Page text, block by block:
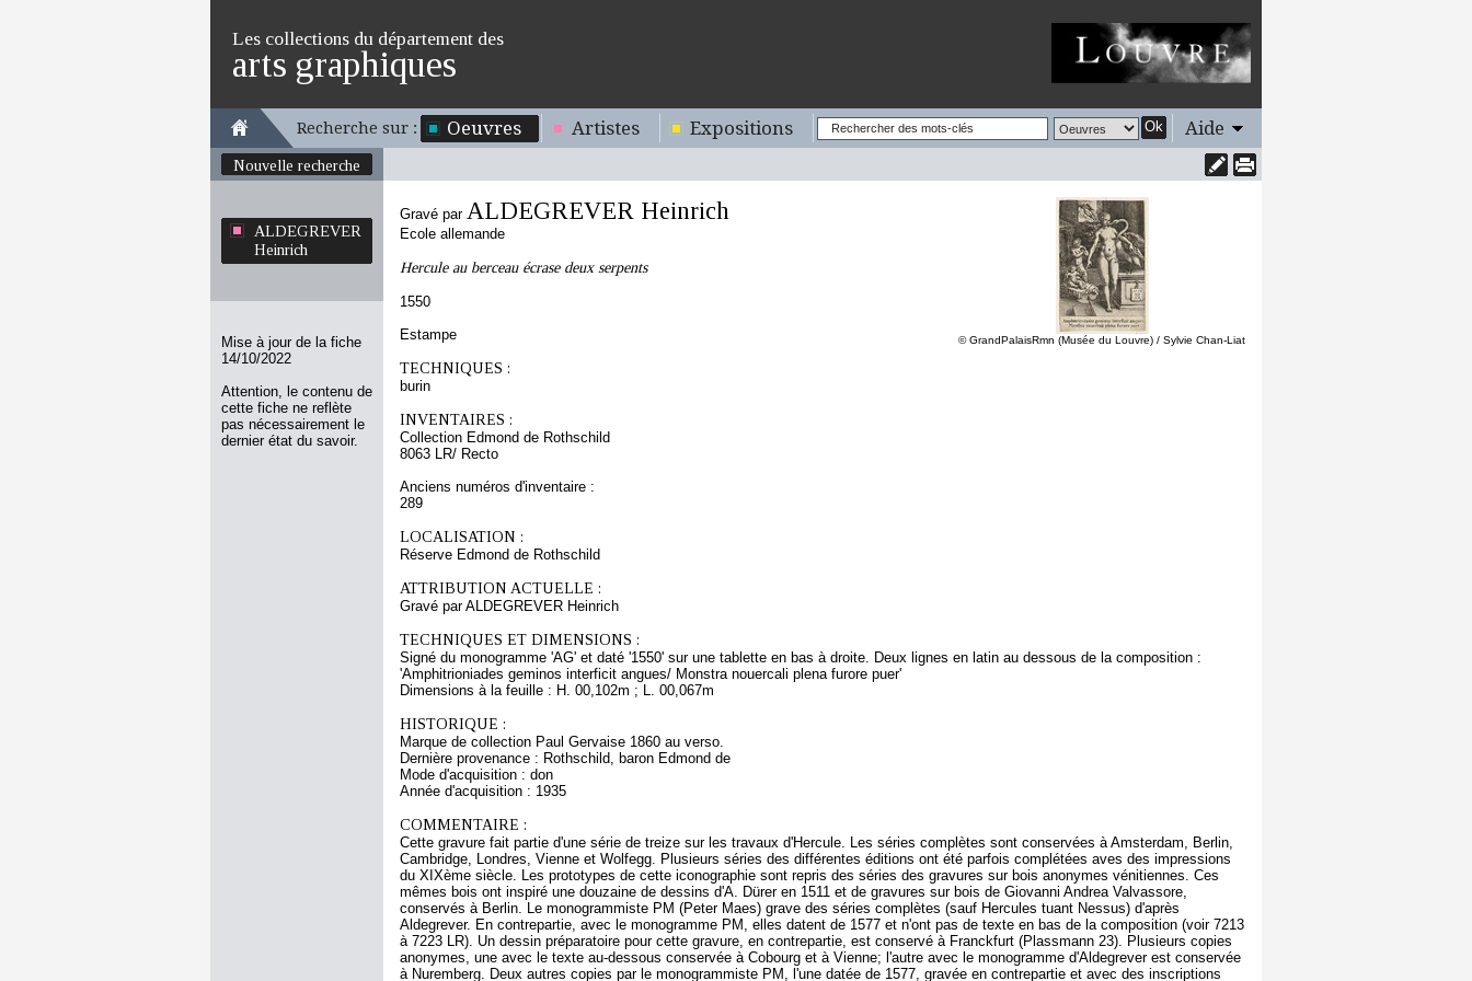
Les collections du département des
arts graphiques
Recherche sur : Oeuvres Artistes Expositions Ok Aide
Nouvelle recherche
ALDEGREVER
Heinrich
Mise à jour de la fiche
14/10/2022
Attention, le contenu de
cette fiche ne reflète
pas nécessairement le
dernier état du savoir.
© GrandPalaisRmn (Musée du Louvre) / Sylvie Chan-Liat
Gravé par ALDEGREVER Heinrich
Ecole allemande
Hercule au berceau écrase deux serpents
1550
Estampe
TECHNIQUES :
burin
INVENTAIRES :
Collection Edmond de Rothschild
8063 LR/ Recto
Anciens numéros d'inventaire :
289
LOCALISATION :
Réserve Edmond de Rothschild
ATTRIBUTION ACTUELLE :
Gravé par ALDEGREVER Heinrich
TECHNIQUES ET DIMENSIONS :
Signé du monogramme 'AG' et daté '1550' sur une tablette en bas à droite. Deux lignes en latin au dessous de la composition :
'Amphitrioniades geminos interficit angues/ Monstra nouercali plena furore puer'
Dimensions à la feuille : H. 00,102m ; L. 00,067m
HISTORIQUE :
Marque de collection Paul Gervaise 1860 au verso.
Dernière provenance : Rothschild, baron Edmond de
Mode d'acquisition : don
Année d'acquisition : 1935
COMMENTAIRE :
Cette gravure fait partie d'une série de treize sur les travaux d'Hercule. Les séries complètes sont conservées à Amsterdam, Berlin,
Cambridge, Londres, Vienne et Wolfegg. Plusieurs séries des différentes éditions ont été parfois complétées aves des impressions
du XIXème siècle. Les prototypes de cette iconographie sont repris des séries des gravures sur bois anonymes vénitiennes. Ces
mêmes bois ont inspiré une douzaine de dessins d'A. Dürer en 1511 et de gravures sur bois de Giovanni Andrea Valvassore,
conservés à Berlin. Le monogrammiste PM (Peter Maes) grave des séries complètes (sauf Hercules tuant Nessus) d'après
Aldegrever. En contrepartie, avec le monogramme PM, elles datent de 1577 et n'ont pas de texte en bas de la composition (voir 7213
à 7223 LR). Un dessin préparatoire pour cette gravure, en contrepartie, est conservé à Franckfurt (Plassmann 23). Plusieurs copies
anonymes, une avec le texte au-dessous conservée à Cobourg et à Vienne; l'autre avec le monogramme d'Aldegrever est conservée
à Nuremberg. Deux autres copies par le monogrammiste PM, l'une datée de 1577, gravée en contrepartie et avec des inscriptions